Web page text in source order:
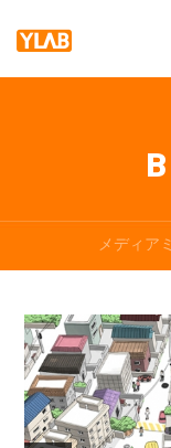
メディア